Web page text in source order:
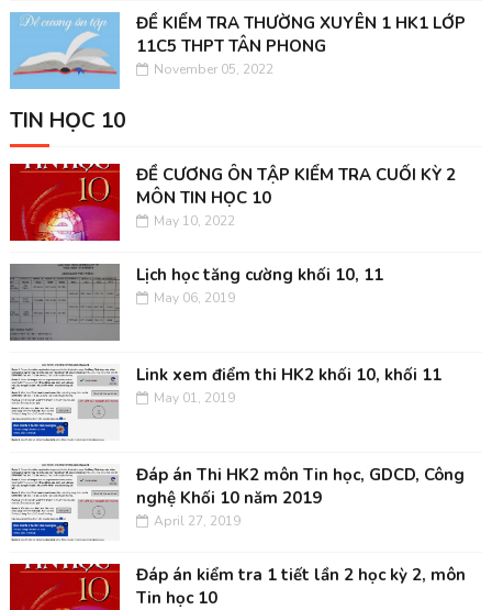
ĐỀ KIỂM TRA THƯỜNG XUYÊN 1 HK1 LỚP
11C5 THPT TÂN PHONG
November 05, 2022
TIN HỌC 10
ĐỀ CƯƠNG ÔN TẬP KIỂM TRA CUỐI KỲ 2
MÔN TIN HỌC 10
May 10, 2022
Lịch học tăng cường khối 10, 11
May 06, 2019
Link xem điểm thi HK2 khối 10, khối 11
May 01, 2019
Đáp án Thi HK2 môn Tin học, GDCD, Công
nghệ Khối 10 năm 2019
April 27, 2019
Đáp án kiểm tra 1 tiết lần 2 học kỳ 2, môn
Tin học 10